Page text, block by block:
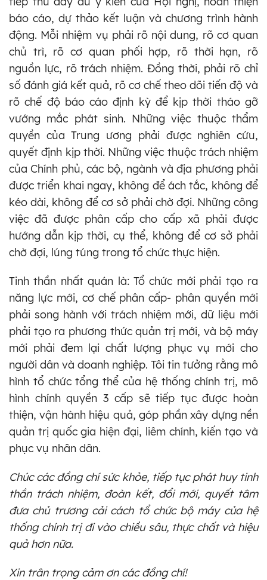
báo cáo, dự thảo kết luận và chương trình hành
động. Mỗi nhiệm vụ phải rõ nội dung, rõ cơ quan
chủ trì, rõ cơ quan phối hợp, rõ thời hạn, rõ
nguồn lực, rõ trách nhiệm. Đồng thời, phải rõ chỉ
số đánh giá kết quả, rõ cơ chế theo dõi tiến độ và
rõ chế độ báo cáo định kỳ để kịp thời tháo gỡ
vướng mắc phát sinh. Những việc thuộc thẩm
quyền của Trung ương phải được nghiên cứu,
quyết định kịp thời. Những việc thuộc trách nhiệm
của Chính phủ, các bộ, ngành và địa phương phải
được triển khai ngay, không để ách tắc, không để
kéo dài, không để cơ sở phải chờ đợi. Những công
việc đã được phân cấp cho cấp xã phải được
hướng dẫn kịp thời, cụ thể, không để cơ sở phải
chờ đợi, lúng túng trong tổ chức thực hiện.
Tinh thần nhất quán là: Tổ chức mới phải tạo ra
năng lực mới, cơ chế phân cấp- phân quyền mới
phải song hành với trách nhiệm mới, dữ liệu mới
phải tạo ra phương thức quản trị mới, và bộ máy
mới phải đem lại chất lượng phục vụ mới cho
người dân và doanh nghiệp. Tôi tin tưởng rằng mô
hình tổ chức tổng thể của hệ thống chính trị, mô
hình chính quyền 3 cấp sẽ tiếp tục được hoàn
thiện, vận hành hiệu quả, góp phần xây dựng nền
quản trị quốc gia hiện đại, liêm chính, kiến tạo và
phục vụ nhân dân.
Chúc các đồng chí sức khỏe, tiếp tục phát huy tinh
thần trách nhiệm, đoàn kết, đổi mới, quyết tâm
đưa chủ trương cải cách tổ chức bộ máy của hệ
thống chính trị đi vào chiều sâu, thực chất và hiệu
quả hơn nữa.
Xin trân trọng cảm ơn các đồng chí!